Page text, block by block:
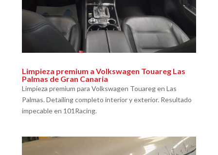
Limpieza premium a Volkswagen Touareg Las
Palmas de Gran Canaria
Limpieza premium para Volkswagen Touareg en Las
Palmas. Detailing completo interior y exterior. Resultado
impecable en 101Racing.